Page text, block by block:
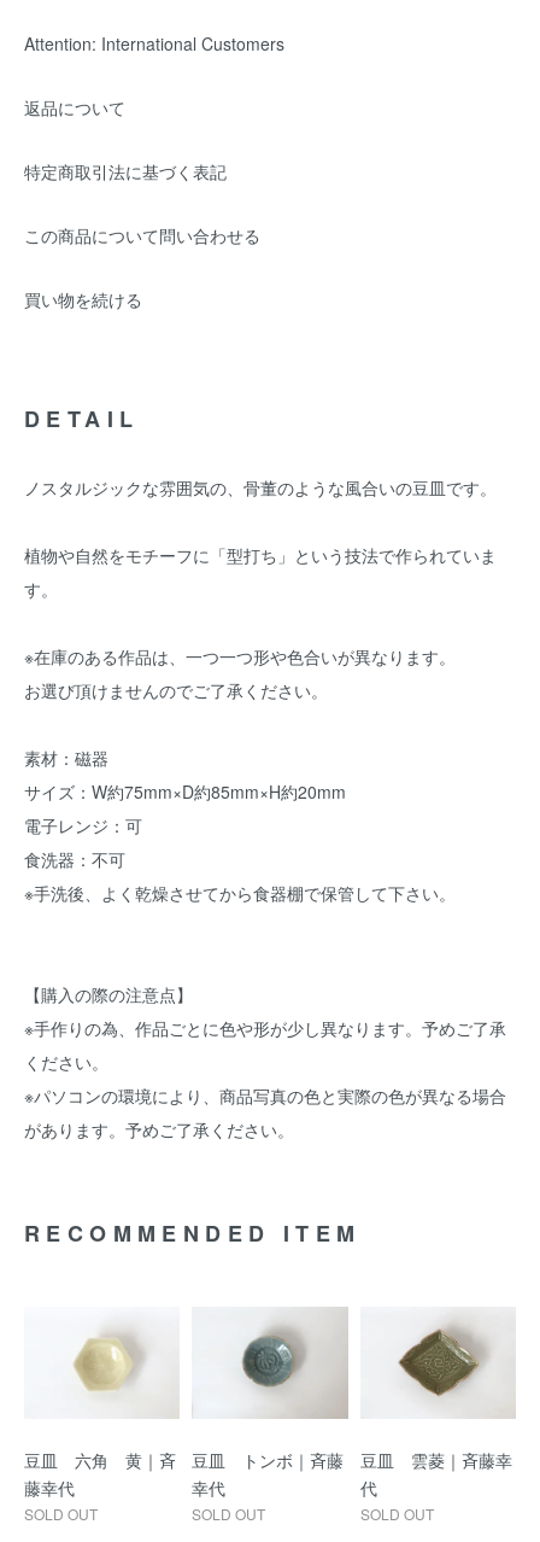
Attention: International Customers
返品について
特定商取引法に基づく表記
この商品について問い合わせる
買い物を続ける
DETAIL
ノスタルジックな雰囲気の、骨董のような風合いの豆皿です。
植物や自然をモチーフに「型打ち」という技法で作られていま
す。
※在庫のある作品は、一つ一つ形や色合いが異なります。
お選び頂けませんのでご了承ください。
素材：磁器
サイズ：W約75mm×D約85mm×H約20mm
電子レンジ：可
食洗器：不可
※手洗後、よく乾燥させてから食器棚で保管して下さい。
【購入の際の注意点】
※手作りの為、作品ごとに色や形が少し異なります。予めご了承
ください。
※パソコンの環境により、商品写真の色と実際の色が異なる場合
があります。予めご了承ください。
RECOMMENDED ITEM
豆皿 六角 黄｜斉
藤幸代
SOLD OUT
豆皿 トンボ｜斉藤
幸代
SOLD OUT
豆皿 雲菱｜斉藤幸
代
SOLD OUT